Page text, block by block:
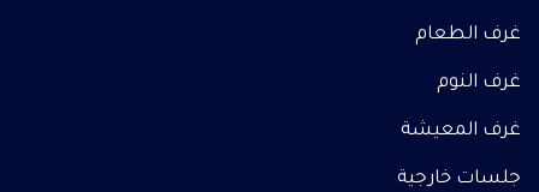
غرف الطعام
غرف النوم
غرف المعيشة
جلسات خارجية